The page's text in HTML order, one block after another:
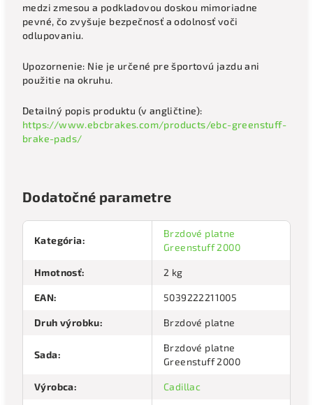
medzi zmesou a podkladovou doskou mimoriadne
pevné, čo zvyšuje bezpečnosť a odolnosť voči
odlupovaniu.
Upozornenie: Nie je určené pre športovú jazdu ani
použitie na okruhu.
Detailný popis produktu (v angličtine):
https://www.ebcbrakes.com/products/ebc-greenstuff-
brake-pads/
Dodatočné parametre
Kategória:
Brzdové platne
Greenstuff 2000
Hmotnosť: 2 kg
EAN: 5039222211005
Druh výrobku: Brzdové platne
Sada:
Brzdové platne
Greenstuff 2000
Výrobca: Cadillac